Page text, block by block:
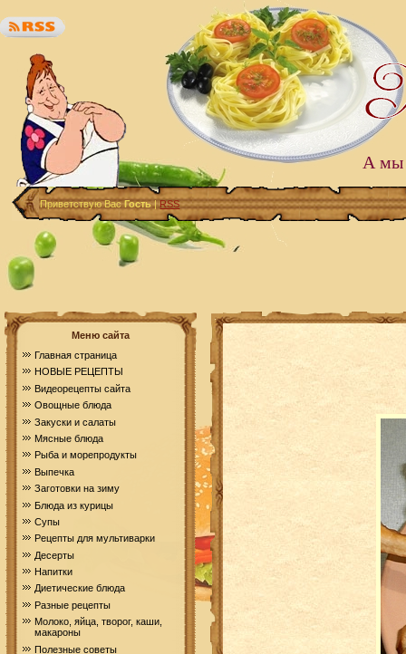
А мы
Приветствую Вас Гость|RSS
Меню сайта
Главная страница
НОВЫЕ РЕЦЕПТЫ
Видеорецепты сайта
Овощные блюда
Закуски и салаты
Мясные блюда
Рыба и морепродукты
Выпечка
Заготовки на зиму
Блюда из курицы
Супы
Рецепты для мультиварки
Десерты
Напитки
Диетические блюда
Разные рецепты
Молоко, яйца, творог, каши,
макароны
Полезные советы